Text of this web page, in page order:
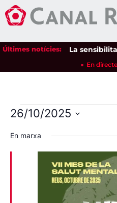
Últimes notícies:La sensibilitat
En
26/10/2025
una
data.
En marxa